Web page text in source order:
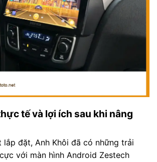
tế và lợi ích sau khi nâng
lắp đặt, Anh Khôi đã có những trải
với màn hình Android Zestech